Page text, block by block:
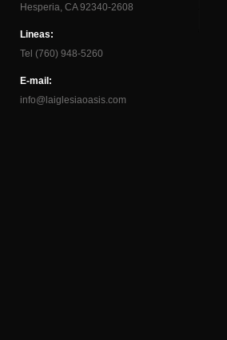
Hesperia, CA 92340-2608
Lineas:
Tel (760) 948-5260
E-mail:
info@laiglesiaoasis.com